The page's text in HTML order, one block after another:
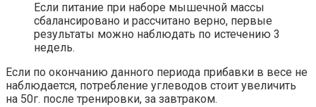
Если питание при наборе мышечной массы
сбалансировано и рассчитано верно, первые
результаты можно наблюдать по истечению 3
недель.
Если по окончанию данного периода прибавки в весе не
наблюдается, потребление углеводов стоит увеличить
на 50г. после тренировки, за завтраком.